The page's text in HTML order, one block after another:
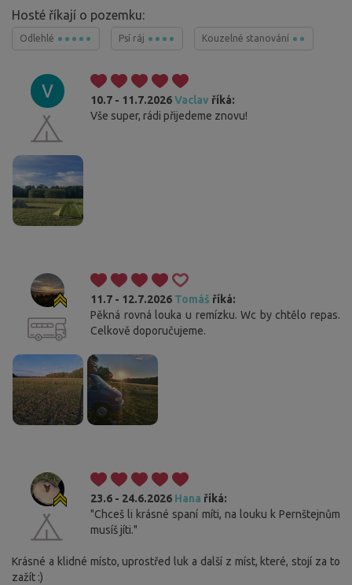
Hosté říkají o pozemku:
Odlehlé Psí ráj Kouzelné stanování
10.7 - 11.7.2026Vaclav říká:
Vše super, rádi přijedeme znovu!
11.7 - 12.7.2026 Tomáš říká:
Pěkná rovná louka u remízku. Wc by chtělo repas.
Celkově doporučujeme.
23.6 - 24.6.2026 Hana říká:
"Chceš li krásné spaní míti, na louku k Pernštejnům
musíš jíti."
Krásné a klidné místo, uprostřed luk a další z míst, které, stojí za to
zažít :)